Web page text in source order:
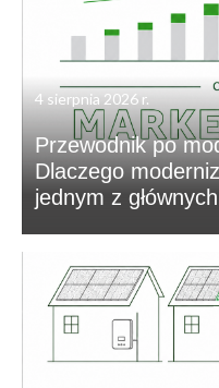
4 sierpnia 2026 r.
Przewodnik po
Dlaczego
jednym z